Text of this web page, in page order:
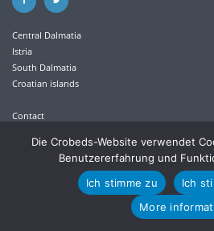
Central Dalmatia
Istria
South Dalmatia
Croatian islands
Contact
+385 21 613 711
info@crobeds.com
Kralja Petra Krešimira IV. 30/1 , 21300 Makarska,
Die Crobeds-Website verwendet
Benutzererfahrung und
Ich stimme zu
Ich
More